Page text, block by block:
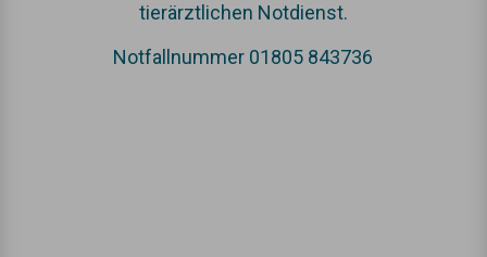
tierärztlichen Notdienst.
Notfallnummer 01805 843736